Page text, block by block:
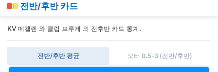
전반/후반 카드
KV 메켈렌 와 클럽 브루게 의 전후반 카드 통계.
전반/후반 평균 오버 0.5-3 (전반/후반)